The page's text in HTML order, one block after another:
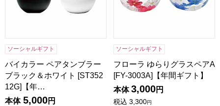
ソーシャルギフト
バイカラー ペアタンブラー
ブラック＆ホワイト [ST352
12G]【年…
本体 5,000円
ソーシャルギフト
フローラ ゆらりグラスペアA
[FY-3003A]【年間ギフト】
本体 3,000円
税込 3,300円